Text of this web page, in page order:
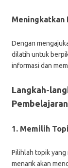
Meningkatkan
Dengan
dilatih untuk
informasi dan
Langkah-
1. Memilih
Pilihlah topik yang
menarik akan